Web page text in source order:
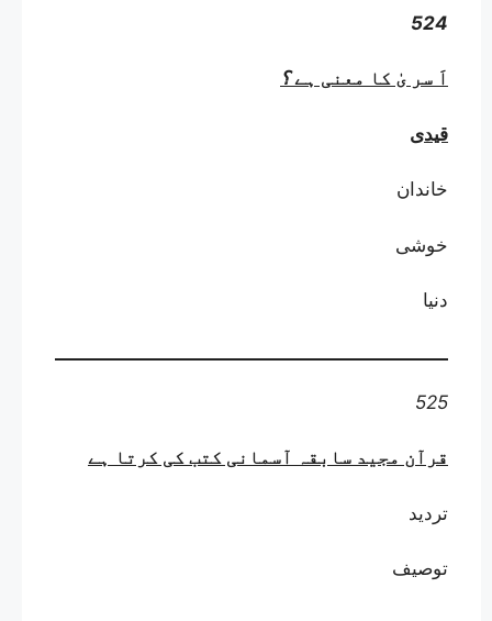
524
اَ سر یٰ کا معنی ہے؟
قیدی
خاندان
خوشی
دنیا
525
قرآن مجید سابقہ آسمانی کتب کی کرتا ہے
تردید
توصیف